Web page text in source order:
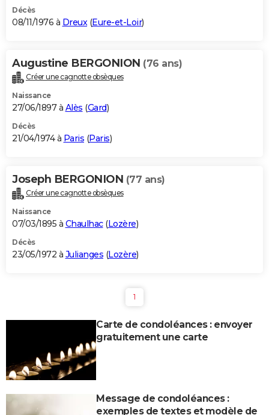
Décès
08/11/1976 à Dreux(Eure-et-Loir)
Augustine BERGONION (76 ans)
Créer une cagnotte obsèques
Naissance
27/06/1897 à Alès (Gard)
Décès
21/04/1974 à Paris (Paris)
Joseph BERGONION (77 ans)
Créer une cagnotte obsèques
Naissance
07/03/1895 à Chaulhac(Lozère)
Décès
23/05/1972 à Julianges (Lozère)
1
Carte de condoléances : envoyer
gratuitement une carte
Message de condoléances :
exemples de textes et modèle de